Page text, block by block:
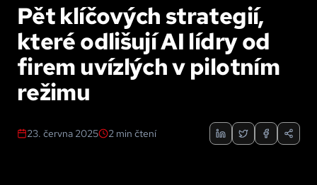
Pět klíčových strategií,
které odlišují AI lídry od
firem uvízlých v pilotním
režimu
23. června 2025 2 min čtení